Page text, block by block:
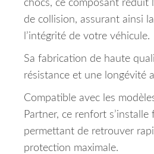
chocs, ce composant réduit
de collision, assurant ainsi
l’intégrité de votre véhicule.
Sa fabrication de haute
résistance et une longévité
Compatible avec les
Partner, ce renfort s’installe
permettant de retrouver
protection maximale.